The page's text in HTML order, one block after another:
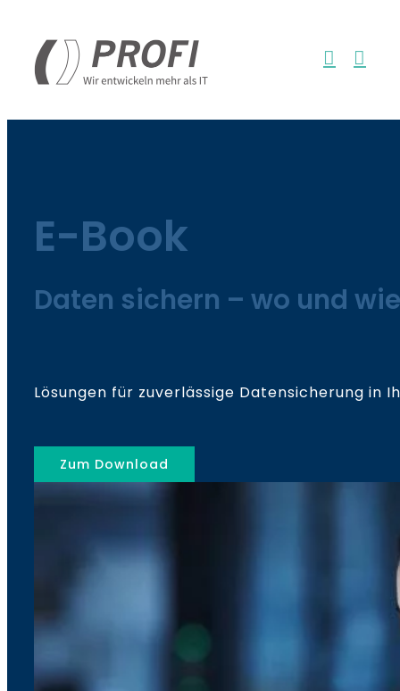
springen
E-Book
Daten sichern – wo und
Lösungen für zuverlässige Datensicherung in
Zum Download